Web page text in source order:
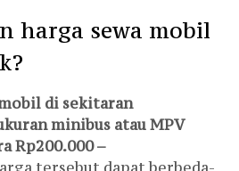
harga sewa mobil
di sekitaran
minibus atau MPV
Rp200.000 –